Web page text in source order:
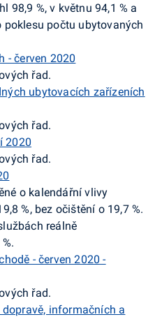
98,9 %, v květnu 94,1 % a
poklesu počtu ubytovaných
- červen 2020
řad.
ubytovacích zařízeních
řad.
2020
řad.
o kalendářní vlivy
%, bez očištění o 19,7 %.
reálně
- červen 2020 -
řad.
informačních a